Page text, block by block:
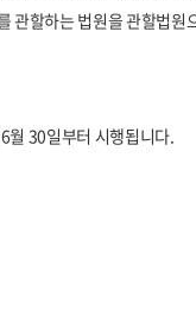
관할하는 법원을 관할법원
월 30일부터 시행됩니다.